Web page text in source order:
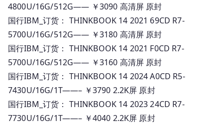
4800U/16G/512G—— ￥3090 高清屏 原封
国行IBM_订货： THINKBOOK 14 2021 69CD R7-
5700U/16G/512G—— ￥3180 高清屏 原封
国行IBM_订货： THINKBOOK 14 2021 F0CD R7-
5700U/16G/512G—— ￥3160 高清屏 原封
国行IBM_订货： THINKBOOK 14 2024 A0CD R5-
7430U/16G/1T——– ￥3790 2.2K屏 原封
国行IBM_订货： THINKBOOK 14 2023 24CD R7-
7730U/16G/1T——– ￥4040 2.2K屏 原封